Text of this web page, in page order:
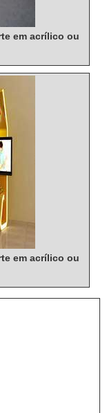
em acrílico ou
em acrílico ou